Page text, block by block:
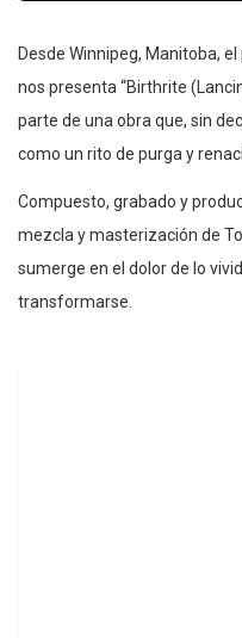
Desde Winnipeg, Manitoba,
nos presenta “Birthrite
parte de una obra que, sin
como un rito de purga y
Compuesto, grabado y
mezcla y masterización de
sumerge en el dolor de lo
transformarse.